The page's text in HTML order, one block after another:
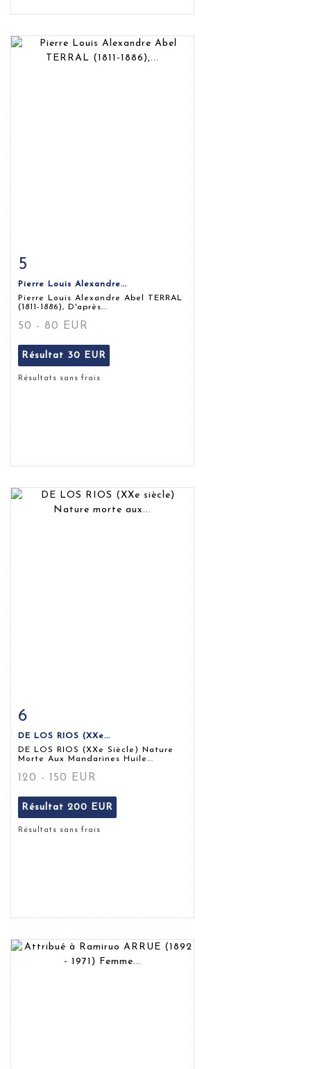
Fiche détaillée
5
Pierre Louis Alexandre...
Pierre Louis Alexandre Abel TERRAL
(1811-1886), D'après...
50 - 80 EUR
Résultat 30 EUR
Résultats sans frais
Fiche détaillée
6
DE LOS RIOS (XXe...
DE LOS RIOS (XXe Siècle) Nature
Morte Aux Mandarines Huile...
120 - 150 EUR
Résultat 200 EUR
Résultats sans frais